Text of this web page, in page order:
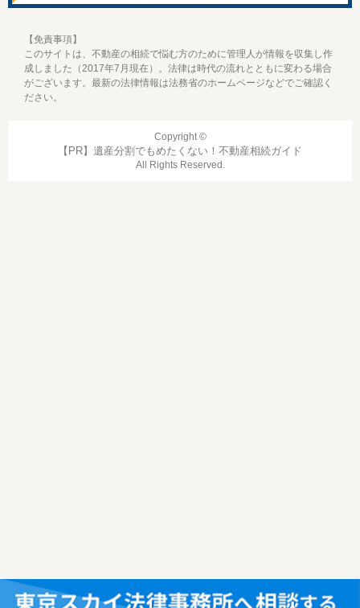
【免責事項】
このサイトは、不動産の相続で悩む方のために管理人が情報を収集し作
成しました（2017年7月現在）。法律は時代の流れとともに変わる場合
がございます。最新の法律情報は法務省のホームページなどでご確認く
ださい。
Copyright ©
遺産分割でもめたくない！不動産相続ガイド
All Rights Reserved.